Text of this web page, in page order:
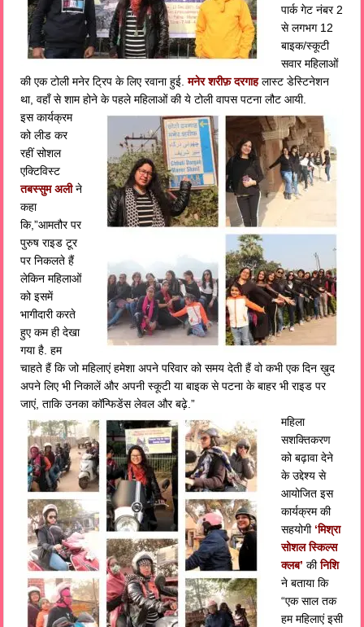
पार्क गेट नंबर 2
से लगभग 12
बाइक/स्कूटी
सवार महिलाओं
की एक टोली मनेर ट्रिप के लिए रवाना हुई.मनेर शरीफ़ दरगाहलास्ट डेस्टिनेशन
था, वहाँ से शाम होने के पहले महिलाओं की ये टोली वापस पटना लौट आयी.
इस कार्यक्रम
को लीड कर
रहीं सोशल
एक्टिविस्ट
तबस्सुम अलीने
कहा
कि,”आमतौर पर
पुरुष राइड टूर
पर निकलते हैं
लेकिन महिलाओं
को इसमें
भागीदारी करते
हुए कम ही देखा
गया है. हम
चाहते हैं कि जो महिलाएं हमेशा अपने परिवार को समय देती हैं वो कभी एक दिन ख़ुद
अपने लिए भी निकालें और अपनी स्कूटी या बाइक से पटना के बाहर भी राइड पर
जाएं, ताकि उनका कॉन्फिडेंस लेवल और बढ़े.”
महिला
सशक्तिकरण
को बढ़ावा देने
के उद्देश्य से
आयोजित इस
कार्यक्रम की
सहयोगी ‘मिश्रा
सोशल स्किल्स
क्लब’ कीनिशि
ने बताया कि
“एक साल तक
हम महिलाएं इसी